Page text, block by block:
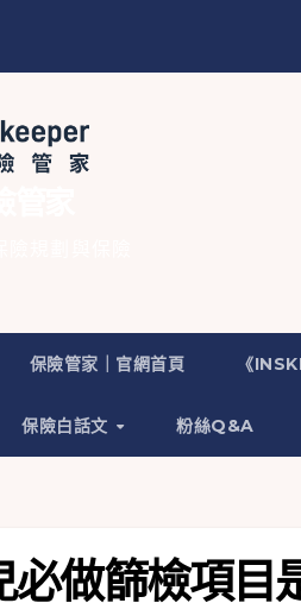
保險管家｜官網首頁 《
保險白話文 粉絲Q&A
必做篩檢項目